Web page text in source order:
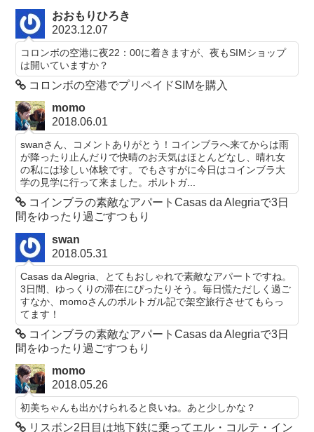
おおもりひろき
2023.12.07
コロンボの空港に夜22：00に着きますが、夜もSIMショップ
は開いていますか？
コロンボの空港でプリペイドSIMを購入
momo
2018.06.01
swanさん、コメントありがとう！コインブラへ来てからは雨
が降ったり止んだりで快晴のお天気はほとんどなし、晴れ女
の私には珍しい体験です。でもさすがに今日はコインブラ大
学の見学に行って来ました。ポルトガ...
コインブラの素敵なアパートCasas da Alegriaで3日
間をゆったり過ごすつもり
swan
2018.05.31
Casas da Alegria、とてもおしゃれで素敵なアパートですね。
3日間、ゆっくりの滞在にぴったりそう。毎日慌ただしく過ご
すなか、momoさんのポルトガル記で架空旅行させてもらっ
てます！
コインブラの素敵なアパートCasas da Alegriaで3日
間をゆったり過ごすつもり
momo
2018.05.26
初美ちゃんも出かけられると良いね。あと少しかな？
リスボン2日目は地下鉄に乗ってエル・コルテ・イン